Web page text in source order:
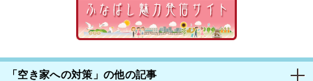
「空き家への対策」の他の記事